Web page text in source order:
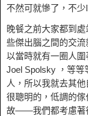
不然可就慘了，不少
晚餐之前大家都到
些傑出腦之間的交
以當時就有一圈人
Joel Spolsky ，等等
人，所以我就去其
很聰明的，低調的
故——我們都考慮著